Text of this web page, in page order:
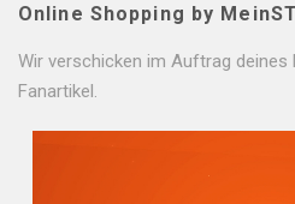
Online Shopping by
Wir verschicken im Auftrag deines
Fanartikel.